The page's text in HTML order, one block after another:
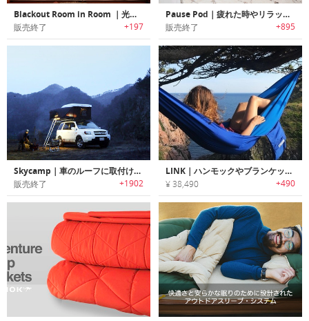
Blackout Room in Room ｜光をシャットアウトするオールインワンベッドテント「ブラックアウトルームインルーム」
販売終了 +197
Pause Pod｜疲れた時やリラックスしたい時に最適なプライベートポップアップスペース「ポーズポッド」
販売終了 +895
Skycamp｜車のルーフに取付け可能な折りたたみ式ハードシェルルーフテント「スカイキャンプ」
販売終了 +1902
LINK｜ハンモックやブランケットに変身する汎用性に優れた4 in 1アウトドアギア「リンク」
¥ 38,490 +490